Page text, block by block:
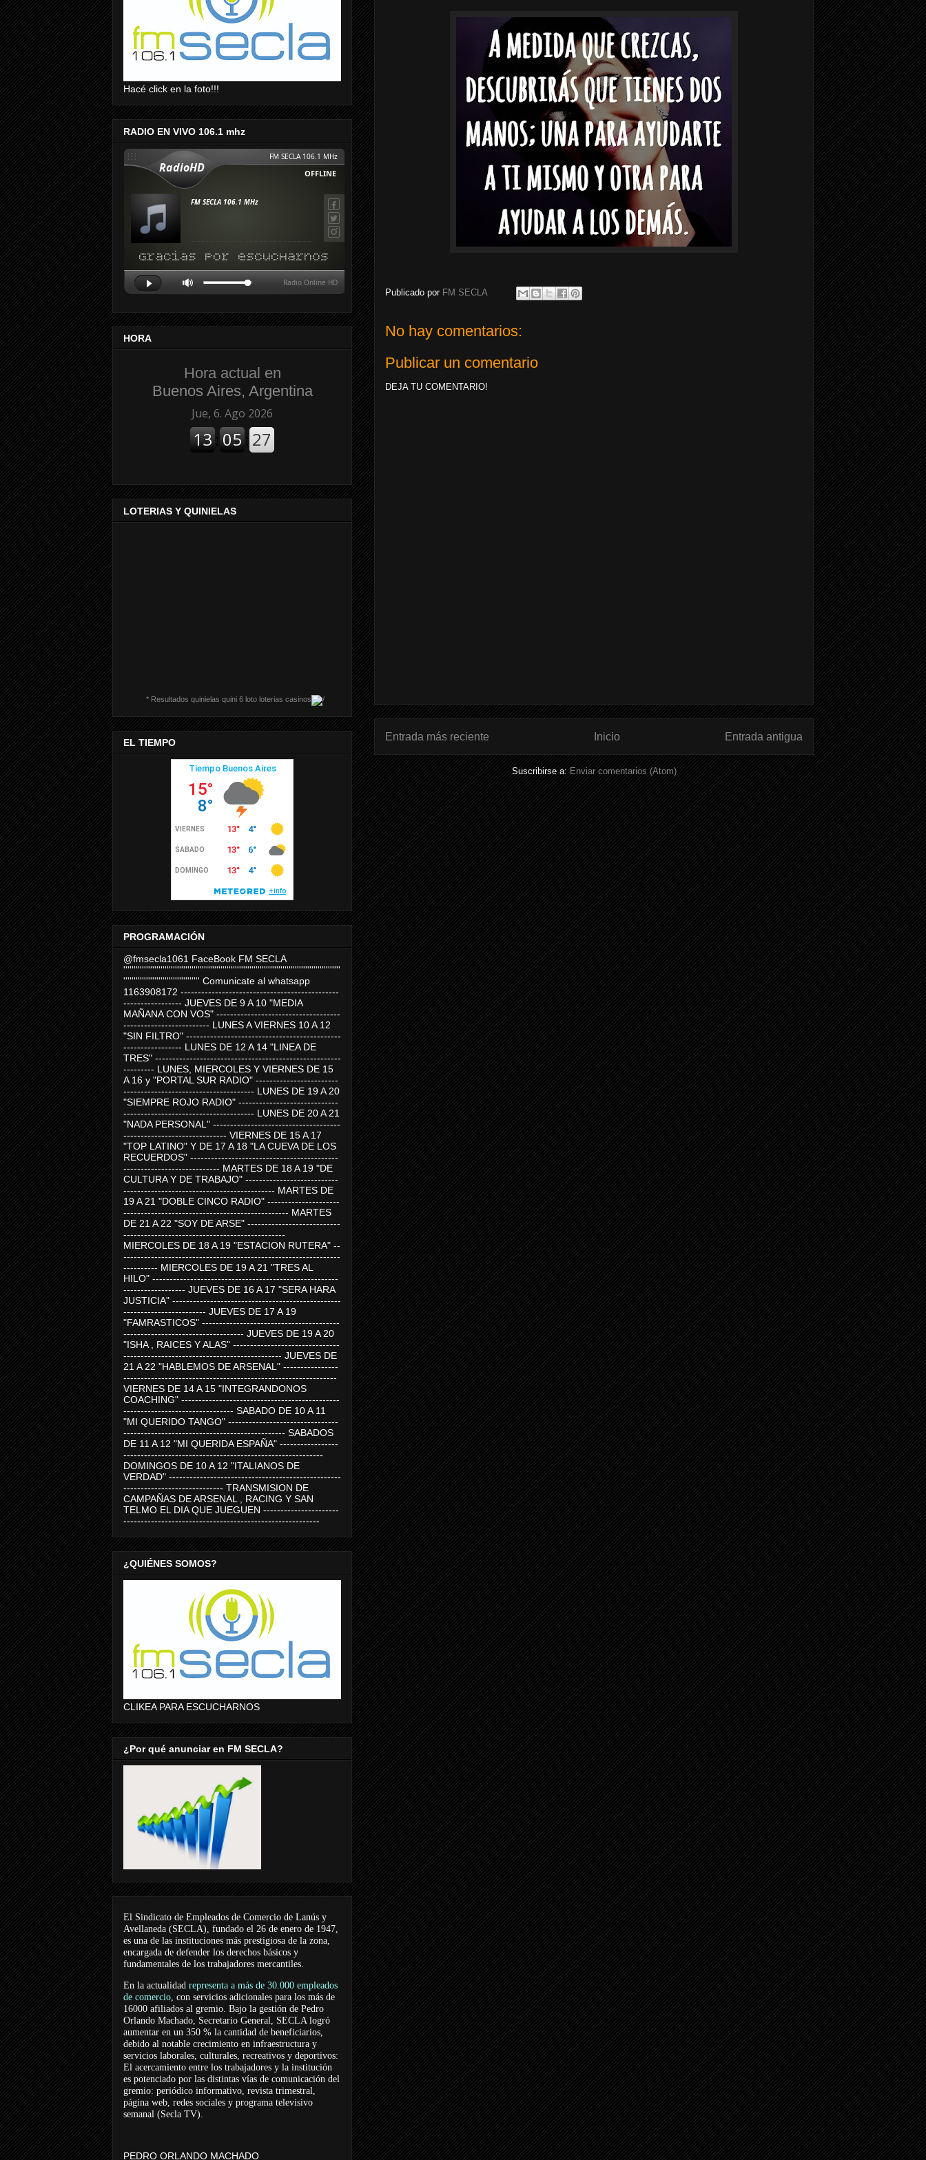
Publicado por FM SECLA
No hay comentarios:
Publicar un comentario
DEJA TU COMENTARIO!
Entrada más reciente Entrada antigua
Inicio
Suscribirse a: Enviar comentarios (Atom)
Hacé click en la foto!!!
RADIO EN VIVO 106.1 mhz
HORA
Hora actual en
Buenos Aires, Argentina
LOTERIAS Y QUINIELAS
* Resultados quinielas quini 6 loto loterias casinos
EL TIEMPO
PROGRAMACIÓN
@fmsecla1061 FaceBook FM SECLA
'''''''''''''''''''''''''''''''''''''''''''''''''''''''''''''''''''''''''''''''''''''''''''''''''''''''''
''''''''''''''''''''''''''''''''''''' Comunicate al whatsapp
1163908172 ----------------------------------------------
----------------- JUEVES DE 9 A 10 "MEDIA
MAÑANA CON VOS" ------------------------------------
------------------------- LUNES A VIERNES 10 A 12
"SIN FILTRO" ---------------------------------------------
----------------- LUNES DE 12 A 14 "LINEA DE
TRES" ------------------------------------------------------
--------- LUNES, MIERCOLES Y VIERNES DE 15
A 16 y "PORTAL SUR RADIO" ------------------------
-------------------------------------- LUNES DE 19 A 20
"SIEMPRE ROJO RADIO" -----------------------------
-------------------------------------- LUNES DE 20 A 21
"NADA PERSONAL" -------------------------------------
------------------------------ VIERNES DE 15 A 17
"TOP LATINO" Y DE 17 A 18 "LA CUEVA DE LOS
RECUERDOS" -------------------------------------------
---------------------------- MARTES DE 18 A 19 "DE
CULTURA Y DE TRABAJO" ---------------------------
-------------------------------------------- MARTES DE
19 A 21 "DOBLE CINCO RADIO" ---------------------
------------------------------------------------ MARTES
DE 21 A 22 "SOY DE ARSE" ---------------------------
-----------------------------------------------
MIERCOLES DE 18 A 19 "ESTACION RUTERA" --
---------------------------------------------------------------
---------- MIERCOLES DE 19 A 21 "TRES AL
HILO" ------------------------------------------------------
------------------ JUEVES DE 16 A 17 "SERA HARA
JUSTICIA" -------------------------------------------------
------------------------ JUEVES DE 17 A 19
"FAMRASTICOS" ----------------------------------------
----------------------------------- JUEVES DE 19 A 20
"ISHA , RAICES Y ALAS" -------------------------------
---------------------------------------------- JUEVES DE
21 A 22 "HABLEMOS DE ARSENAL" ----------------
--------------------------------------------------------------
VIERNES DE 14 A 15 "INTEGRANDONOS
COACHING" ----------------------------------------------
-------------------------------- SABADO DE 10 A 11
"MI QUERIDO TANGO" --------------------------------
----------------------------------------------- SABADOS
DE 11 A 12 "MI QUERIDA ESPAÑA" -----------------
----------------------------------------------------------
DOMINGOS DE 10 A 12 "ITALIANOS DE
VERDAD" --------------------------------------------------
----------------------------- TRANSMISION DE
CAMPAÑAS DE ARSENAL , RACING Y SAN
TELMO EL DIA QUE JUEGUEN ----------------------
---------------------------------------------------------
¿QUIÉNES SOMOS?
CLIKEA PARA ESCUCHARNOS
¿Por qué anunciar en FM SECLA?
El Sindicato de Empleados de Comercio de Lanús y
Avellaneda (SECLA), fundado el 26 de enero de 1947,
es una de las instituciones más prestigiosa de la zona,
encargada de defender los derechos básicos y
fundamentales de los trabajadores mercantiles.
En la actualidad representa a más de 30.000 empleados
de comercio, con servicios adicionales para los más de
16000 afiliados al gremio. Bajo la gestión de Pedro
Orlando Machado, Secretario General, SECLA logró
aumentar en un 350 % la cantidad de beneficiarios,
debido al notable crecimiento en infraestructura y
servicios laborales, culturales, recreativos y deportivos:
El acercamiento entre los trabajadores y la institución
es potenciado por las distintas vías de comunicación del
gremio: periódico informativo, revista trimestral,
página web, redes sociales y programa televisivo
semanal (Secla TV).
PEDRO ORLANDO MACHADO